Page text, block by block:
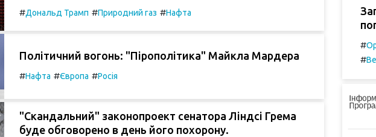
#Дональд Трамп #Природний газ #Нафта
Політичний вогонь: "Пірополітика" Майкла Мардера
#Нафта #Європа #Росія
"Скандальний" законопроект сенатора Ліндсі Грема
буде обговорено в день його похорону.
#
#